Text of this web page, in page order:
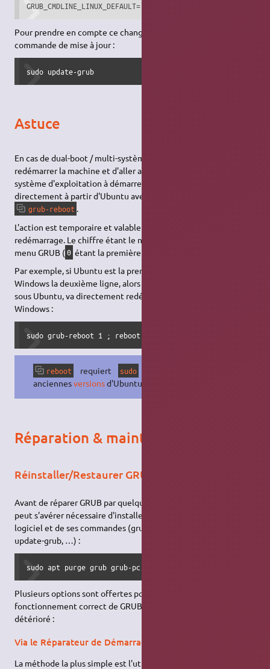
GRUB_CMDLINE_LINUX_DEFAULT="rootdelay=40 quiet splash"
Pour prendre en compte ce changement, on lancera la
commande de mise à jour :
sudo update-grub
Astuce
En cas de dual-boot / multi-système d'exploitation : au lieu de
redémarrer la machine et d'aller au menu GRUB pour choisir le
système d'exploitation à démarrer, on peut le faire
directement à partir d'Ubuntu avec la commande
grub-reboot .
L'action est temporaire et valable uniquement pour ce
redémarrage. Le chiffre étant le numéro de ligne du choix du
menu GRUB ( 0 étant la première ligne).
Par exemple, si Ubuntu est la première ligne du menu GRUB et
Windows la deuxième ligne, alors cette commande, exécutée
sous Ubuntu, va directement redémarrer la machine sous
Windows :
sudo grub-reboot 1 ; reboot
reboot requiert sudo
anciennesversionsd'Ubuntu.
Réparation & maintenance
Réinstaller/Restaurer GRUB 2
Avant de réparer GRUB par quelque méthode que ce soit, il
peut s'avérer nécessaire d'installer la version la plus récente du
logiciel et de ses commandes (grub-install, grub-mkconfig,
update-grub, …) :
sudo apt purge grub grub-pc grub-common -y && sudo apt
Plusieurs options sont offertes pour restaurer le
fonctionnement correct de GRUB après qu'il a été effacé ou
détérioré :
Via le Réparateur de Démarrage
La méthode la plus simple est l'utilisation du